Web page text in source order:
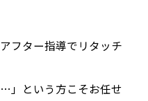
フター指導でリタッチ
…」という方こそお任せ